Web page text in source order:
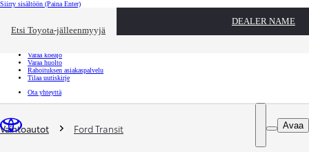
Siirry sisältöön (Paina Enter)
Etsi Toyota-jälleenmyyjä
DEALER NAME
Toyota palvelee Sulje
Varaa koeajo
Varaa huolto
Rahoituksen asiakaspalvelu
Tilaa uutiskirje
Ota yhteyttä
Avaa
Olet täällä
Vaihtoautot Ford Transit